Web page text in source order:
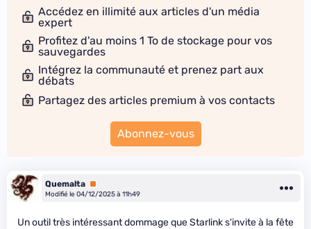
Accédez en illimité aux articles d'un média
expert
Profitez d'au moins 1 To de stockage pour vos
sauvegardes
Intégrez la communauté et prenez part aux
débats
Partagez des articles premium à vos contacts
Abonnez-vous
Quemalta Premium
Modifié le 04/12/2025 à 11h49
Un outil très intéressant dommage que Starlink s'invite à la fête